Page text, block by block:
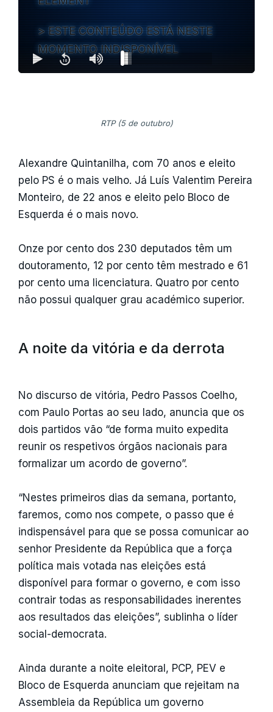
ESTE CONTEÚDO ESTÁ NESTE
MOMENTO INDISPONÍVEL
RTP (5 de outubro)
Alexandre Quintanilha, com 70 anos e eleito
pelo PS é o mais velho. Já Luís Valentim Pereira
Monteiro, de 22 anos e eleito pelo Bloco de
Esquerda é o mais novo.
Onze por cento dos 230 deputados têm um
doutoramento, 12 por cento têm mestrado e 61
por cento uma licenciatura. Quatro por cento
não possui qualquer grau académico superior.
A noite da vitória e da derrota
No discurso de vitória, Pedro Passos Coelho,
com Paulo Portas ao seu lado, anuncia que os
dois partidos vão “de forma muito expedita
reunir os respetivos órgãos nacionais para
formalizar um acordo de governo”.
“Nestes primeiros dias da semana, portanto,
faremos, como nos compete, o passo que é
indispensável para que se possa comunicar ao
senhor Presidente da República que a força
política mais votada nas eleições está
disponível para formar o governo, e com isso
contrair todas as responsabilidades inerentes
aos resultados das eleições”, sublinha o líder
social-democrata.
Ainda durante a noite eleitoral, PCP, PEV e
Bloco de Esquerda anunciam que rejeitam na
Assembleia da República um governo